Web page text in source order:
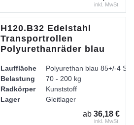
inkl. MwSt.
H120.B32 Edelstahl
Transportrollen
Polyurethanräder blau
Lauffläche
Polyurethan blau 85+/-4
Belastung
70 - 200 kg
Radkörper
Kunststoff
Lager
Gleitlager
ab 36,18 €
inkl. MwSt.